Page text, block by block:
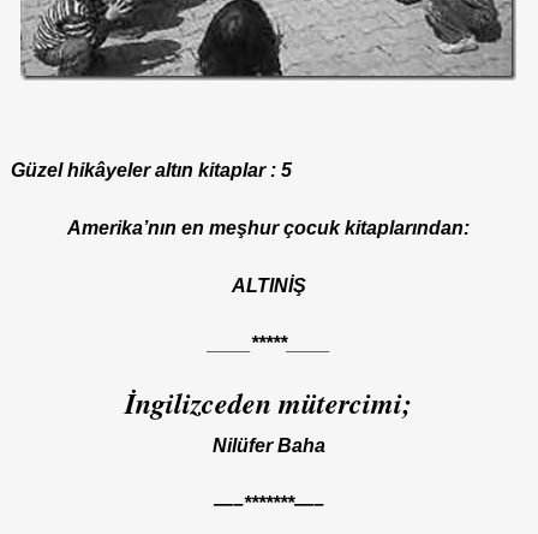
Güzel hikâyeler altın kitaplar : 5
Amerika’nın en meşhur çocuk kitaplarından:
ALTINİŞ
____*****____
İngilizceden mütercimi;
Nilüfer Baha
—–*******—–